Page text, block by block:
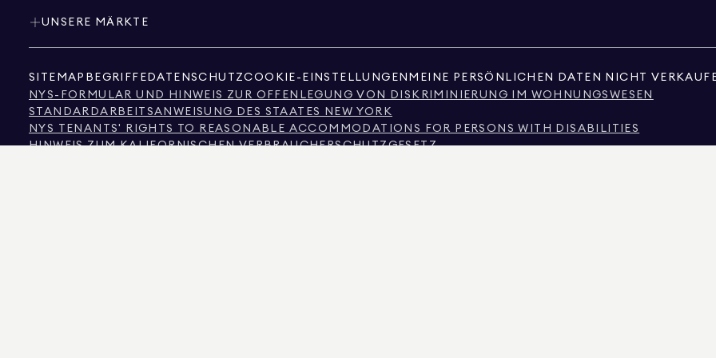
UNSERE MÄRKTE
SITEMAP BEGRIFFE DATENSCHUTZCOOKIE-EINSTELLUNGEN MEINE PERSÖNLICHEN DATEN NICHT
NYS-FORMULAR UND HINWEIS ZUR OFFENLEGUNG VON DISKRIMINIERUNG IM WOHNUNGSWESEN
STANDARDARBEITSANWEISUNG DES STAATES NEW YORK
NYS TENANTS' RIGHTS TO REASONABLE ACCOMMODATIONS FOR PERSONS WITH DISABILITIES
HINWEIS ZUM KALIFORNISCHEN VERBRAUCHERSCHUTZGESETZ